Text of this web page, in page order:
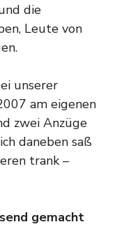
die
Leute von
unserer
am eigenen
zwei Anzüge
daneben saß
trank –
gemacht